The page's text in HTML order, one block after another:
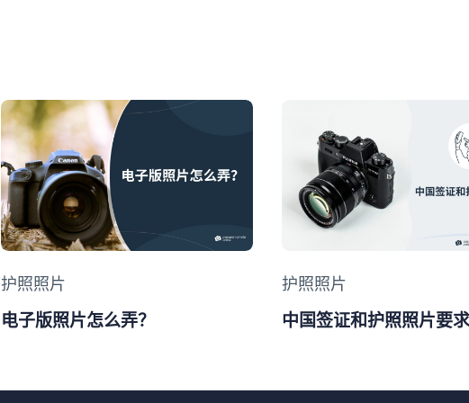
Category
护照照片
电子版照片怎么弄？
Category
护照照片
中国签证和护照照片要求